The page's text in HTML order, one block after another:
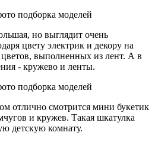
но выглядит очень
цвету электрик и декору на
выполненных из лент. А в
- кружево и ленты.
отлично смотрится мини букетик
и кружев. Такая шкатулка
детскую комнату.